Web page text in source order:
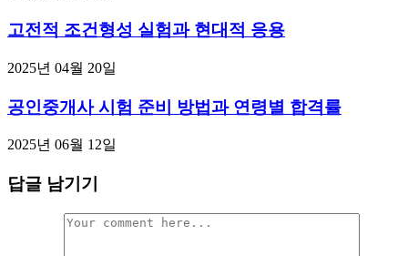
고전적 조건형성 실험과 현대적 응용
2025년 04월 20일
공인중개사 시험 준비 방법과 연령별 합격률
2025년 06월 12일
답글 남기기